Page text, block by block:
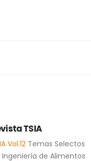
TSIA
Vol.12 Temas Selectos
Ingeniería de Alimentos